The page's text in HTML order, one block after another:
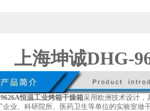
上海坤诚DHG-
恒温工业烤箱干燥箱采用欧洲技术设计，
企业、科研院所、医药卫生等单位的实验室做